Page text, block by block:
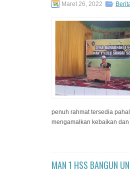
Maret 26, 2022
penuh rahmat tersedia
mengamalkan kebaikan
MAN 1 HSS BANGUN